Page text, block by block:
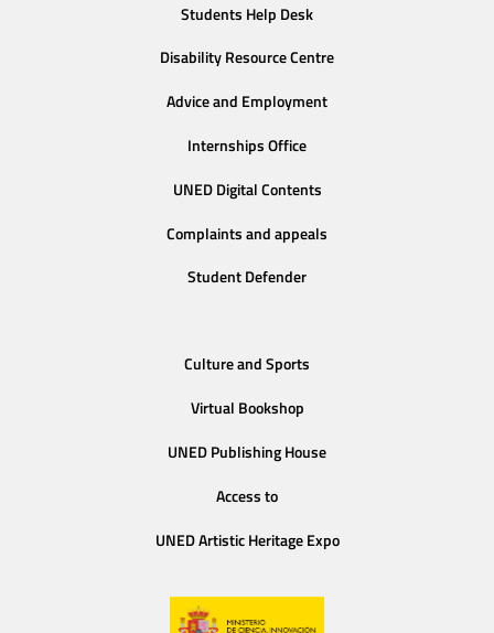
Students Help Desk
Disability Resource Centre
Advice and Employment
Internships Office
UNED Digital Contents
Complaints and appeals
Student Defender
Culture and Sports
Virtual Bookshop
UNED Publishing House
Access to
UNED Artistic Heritage Expo